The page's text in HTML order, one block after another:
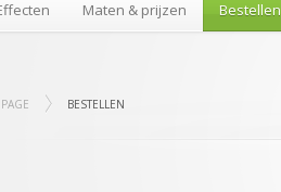
Maten & prijzen Bestellen
BESTELLEN